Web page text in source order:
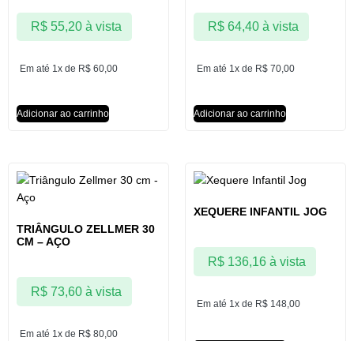
Em até 1x de R$ 60,00
R$55,20 à vista
Adicionar ao carrinho
Em até 1x de R$ 70,00
R$64,40 à vista
Adicionar ao carrinho
TRIÂNGULO ZELLMER 30
CM – AÇO
Em até 1x de R$ 80,00
R$73,60 à vista
XEQUERE INFANTIL JOG
Em até 1x de R$ 148,00
R$136,16 à vista